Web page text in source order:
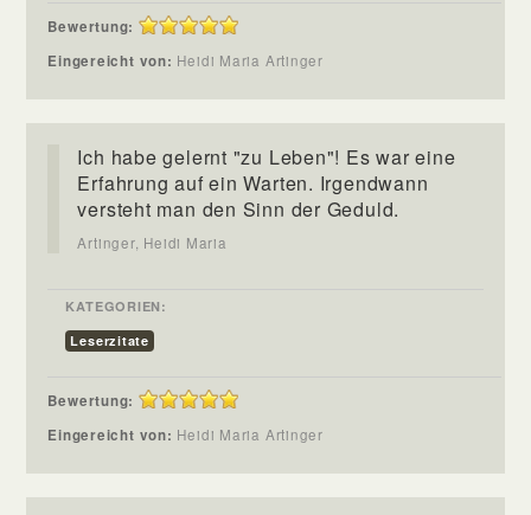
Bewertung:
Eingereicht von: Heidi Maria Artinger
Ich habe gelernt "zu Leben"! Es war eine
Erfahrung auf ein Warten. Irgendwann
versteht man den Sinn der Geduld.
Artinger, Heidi Maria
KATEGORIEN:
Leserzitate
Bewertung:
Eingereicht von: Heidi Maria Artinger